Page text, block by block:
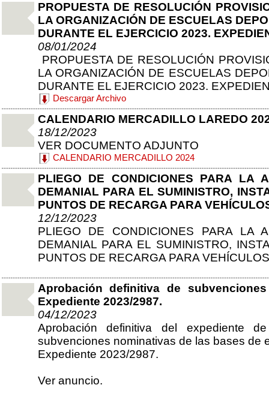
PROPUESTA DE RESOLUCIÓN
LA ORGANIZACIÓN DE ESCUELAS
DURANTE EL EJERCICIO 2023.
08/01/2024
PROPUESTA DE RESOLUCIÓN
LA ORGANIZACIÓN DE ESCUELAS
DURANTE EL EJERCICIO 2023.
Descargar Archivo
CALENDARIO MERCADILLO LAREDO
18/12/2023
VER DOCUMENTO ADJUNTO
CALENDARIO MERCADILLO 2024
PLIEGO DE CONDICIONES PARA LA
DEMANIAL PARA EL SUMINISTRO,
PUNTOS DE RECARGA PARA
12/12/2023
PLIEGO DE CONDICIONES PARA LA
DEMANIAL PARA EL SUMINISTRO,
PUNTOS DE RECARGA PARA
Aprobación definitiva de
Expediente 2023/2987.
04/12/2023
Aprobación definitiva del expediente
subvenciones nominativas de las bases de
Expediente 2023/2987.
Ver anuncio.